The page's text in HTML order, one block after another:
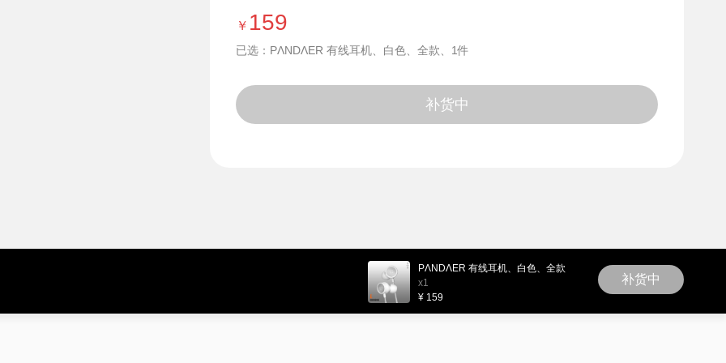
已选：PΛNDΛER 有线耳机、白色、全款、1件
￥ 159
补货中
补货中
PΛNDΛER 有线耳机、白色、全款
x1
¥ 159